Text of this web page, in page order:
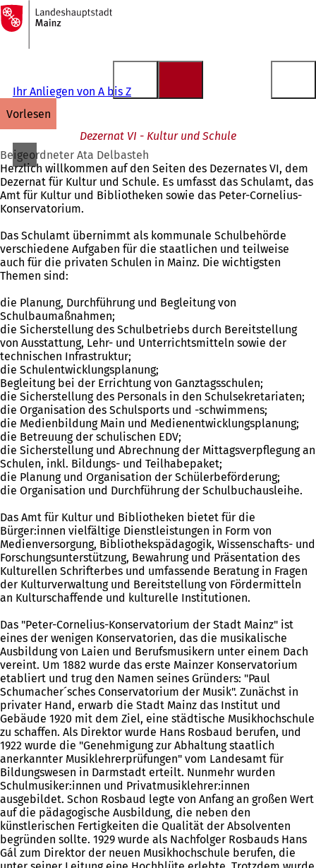
Inhalt anspringen
Zur
Startseite
Ihr Anliegen von A bis Z
vorlesen
Dezernat VI - Kultur und Schule
Beigeordneter Ata Delbasteh
Herzlich willkommen auf den Seiten des Dezernates VI, dem
Dezernat für Kultur und Schule. Es umfasst das Schulamt, das
Amt für Kultur und Bibliotheken sowie das Peter-Cornelius-
Konservatorium.
Das Schulamt übernimmt als kommunale Schulbehörde
verschiedene Aufgaben für die staatlichen und teilweise
auch für die privaten Schulen in Mainz. Die wichtigsten
Themen sind:
die Planung, Durchführung und Begleitung von
Schulbaumaßnahmen;
die Sicherstellung des Schulbetriebs durch Bereitstellung
von Ausstattung, Lehr- und Unterrichtsmitteln sowie der
technischen Infrastruktur;
die Schulentwicklungsplanung;
Begleitung bei der Errichtung von Ganztagsschulen;
die Sicherstellung des Personals in den Schulsekretariaten;
die Organisation des Schulsports und -schwimmens;
die Medienbildung Main und Medienentwicklungsplanung;
die Betreuung der schulischen EDV;
die Sicherstellung und Abrechnung der Mittagsverpflegung an
Schulen, inkl. Bildungs- und Teilhabepaket;
die Planung und Organisation der Schülerbeförderung;
die Organisation und Durchführung der Schulbuchausleihe.
Das Amt für Kultur und Bibliotheken bietet für die
Bürger:innen vielfältige Dienstleistungen in Form von
Medienversorgung, Bibliothekspädagogik, Wissenschafts- und
Forschungsunterstützung, Bewahrung und Präsentation des
Kulturellen Schrifterbes und umfassende Beratung in Fragen
der Kulturverwaltung und Bereitstellung von Fördermitteln
an Kulturschaffende und kulturelle Institutionen.
Das "Peter-Cornelius-Konservatorium der Stadt Mainz" ist
eines der wenigen Konservatorien, das die musikalische
Ausbildung von Laien und Berufsmusikern unter einem Dach
vereint. Um 1882 wurde das erste Mainzer Konservatorium
etabliert und trug den Namen seines Gründers: "Paul
Schumacher´sches Conservatorium der Musik". Zunächst in
privater Hand, erwarb die Stadt Mainz das Institut und
Gebäude 1920 mit dem Ziel, eine städtische Musikhochschule
zu schaffen. Als Direktor wurde Hans Rosbaud berufen, und
1922 wurde die "Genehmigung zur Abhaltung staatlich
anerkannter Musiklehrerprüfungen" vom Landesamt für
Bildungswesen in Darmstadt erteilt. Nunmehr wurden
Schulmusiker:innen und Privatmusiklehrer:innen
ausgebildet. Schon Rosbaud legte von Anfang an großen Wert
auf die pädagogische Ausbildung, die neben den
künstlerischen Fertigkeiten die Qualität der Absolventen
begründen sollte. 1929 wurde als Nachfolger Rosbauds Hans
Gál zum Direktor der neuen Musikhochschule berufen, die